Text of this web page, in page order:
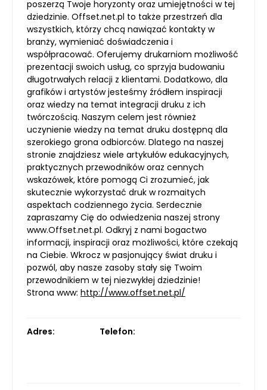
poszerzą Twoje horyzonty oraz umiejętności w tej
dziedzinie. Offset.net.pl to także przestrzeń dla
wszystkich, którzy chcą nawiązać kontakty w
branży, wymieniać doświadczenia i
współpracować. Oferujemy drukarniom możliwość
prezentacji swoich usług, co sprzyja budowaniu
długotrwałych relacji z klientami. Dodatkowo, dla
grafików i artystów jesteśmy źródłem inspiracji
oraz wiedzy na temat integracji druku z ich
twórczością. Naszym celem jest również
uczynienie wiedzy na temat druku dostępną dla
szerokiego grona odbiorców. Dlatego na naszej
stronie znajdziesz wiele artykułów edukacyjnych,
praktycznych przewodników oraz cennych
wskazówek, które pomogą Ci zrozumieć, jak
skutecznie wykorzystać druk w rozmaitych
aspektach codziennego życia. Serdecznie
zapraszamy Cię do odwiedzenia naszej strony
www.Offset.net.pl. Odkryj z nami bogactwo
informacji, inspiracji oraz możliwości, które czekają
na Ciebie. Wkrocz w pasjonujący świat druku i
pozwól, aby nasze zasoby stały się Twoim
przewodnikiem w tej niezwykłej dziedzinie!
Strona www: http://www.offset.net.pl/
Adres: Telefon: